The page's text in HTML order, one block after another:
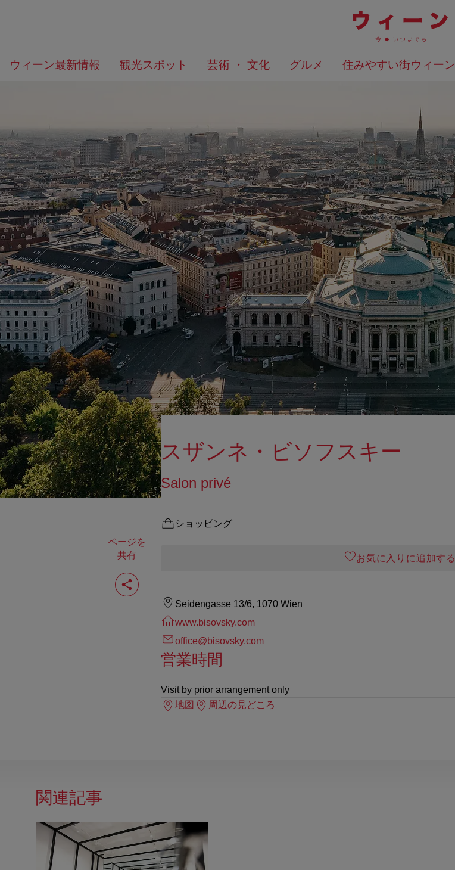
ニ
の
ッ
プ
へ
ウィーン最新情報 観光スポット 芸術 ・ 文化 グルメ 住みやすい街ウィーン
何
を
か？
ページを
共有
ペ
ー
ジ
スザンネ・ビソフスキー
Salon privé
ショッピング
お気に入りに追加する
Seidengasse 13/6, 1070 Wien
www.bisovsky.com
office@bisovsky.com
営業時間
Visit by prior arrangement only
地図
周辺の見どころ
関連記事